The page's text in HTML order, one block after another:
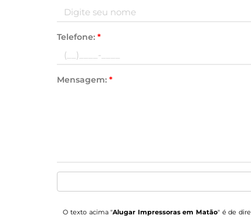
Telefone:*
Mensagem:*
O texto acima "Alugar Impressoras em Matão" é de